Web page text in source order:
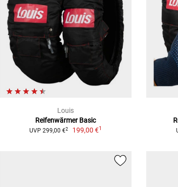
Louis
Reifenwärmer Basic
UVP 299,00 €2 199,00 €1